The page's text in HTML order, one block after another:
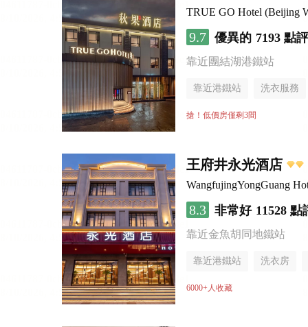
TRUE GO Hotel (Beijing
9.7 優異的 7193 點評
靠近團結湖港鐵站
靠近港鐵站 洗衣服務
無煙樓層
搶！低價房僅剩3間
王府井永光酒店
WangfujingYongGuang
8.3 非常好 11528 點
靠近金魚胡同地鐵站
靠近港鐵站 洗衣房
6000+人收藏